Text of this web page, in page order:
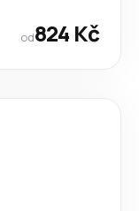
od824 Kč